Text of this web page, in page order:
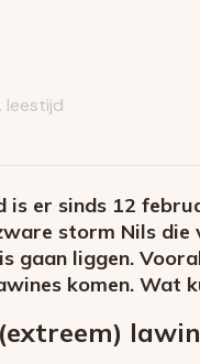
leestijd
is er sinds 12
storm Nils
gaan liggen.
komen. Wat